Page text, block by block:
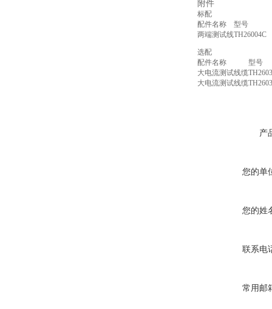
附件
标配
配件名称
型号
两端测试线TH26004C
选配
配件名称
型号
大电流测试线缆
大电流测试线缆
产
您的单
您的姓
联系电
常用邮